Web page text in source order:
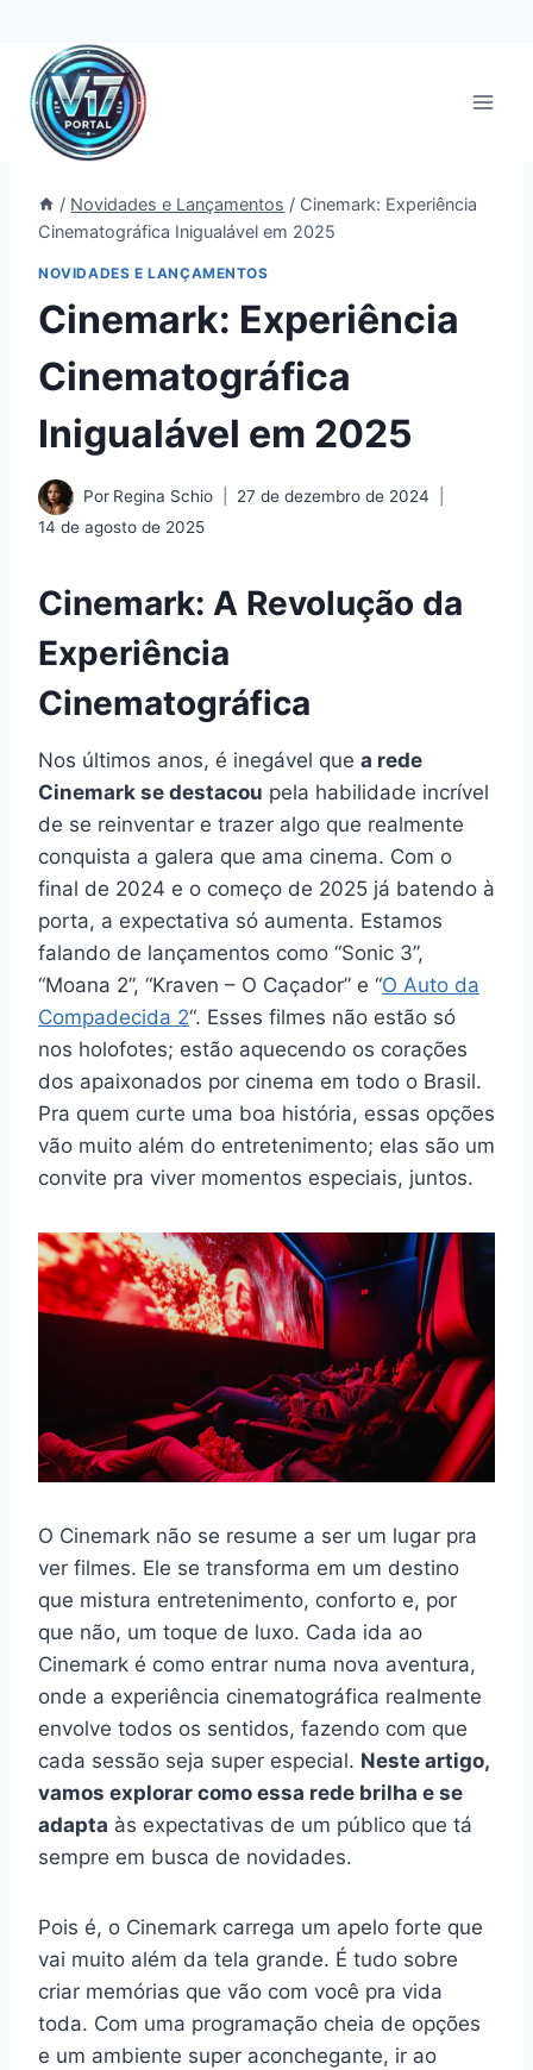
Pular
para
Conteúdo
/ Novidades e Lançamentos / Cinemark: Experiência
Cinematográfica Inigualável em 2025
NOVIDADES E LANÇAMENTOS
Cinemark: Experiência
Cinematográfica
Inigualável em 2025
Por Regina Schio
27 de dezembro de 2024
14 de agosto de 2025
Cinemark: A Revolução da
Experiência
Cinematográfica
Nos últimos anos, é inegável que a rede
Cinemark se destacou pela habilidade incrível
de se reinventar e trazer algo que realmente
conquista a galera que ama cinema. Com o
final de 2024 e o começo de 2025 já batendo à
porta, a expectativa só aumenta. Estamos
falando de lançamentos como “Sonic 3”,
“Moana 2”, “Kraven – O Caçador” e “O Auto da
Compadecida 2“. Esses filmes não estão só
nos holofotes; estão aquecendo os corações
dos apaixonados por cinema em todo o Brasil.
Pra quem curte uma boa história, essas opções
vão muito além do entretenimento; elas são um
convite pra viver momentos especiais, juntos.
O Cinemark não se resume a ser um lugar pra
ver filmes. Ele se transforma em um destino
que mistura entretenimento, conforto e, por
que não, um toque de luxo. Cada ida ao
Cinemark é como entrar numa nova aventura,
onde a experiência cinematográfica realmente
envolve todos os sentidos, fazendo com que
cada sessão seja super especial. Neste artigo,
vamos explorar como essa rede brilha e se
adapta às expectativas de um público que tá
sempre em busca de novidades.
Pois é, o Cinemark carrega um apelo forte que
vai muito além da tela grande. É tudo sobre
criar memórias que vão com você pra vida
toda. Com uma programação cheia de opções
e um ambiente super aconchegante, ir ao